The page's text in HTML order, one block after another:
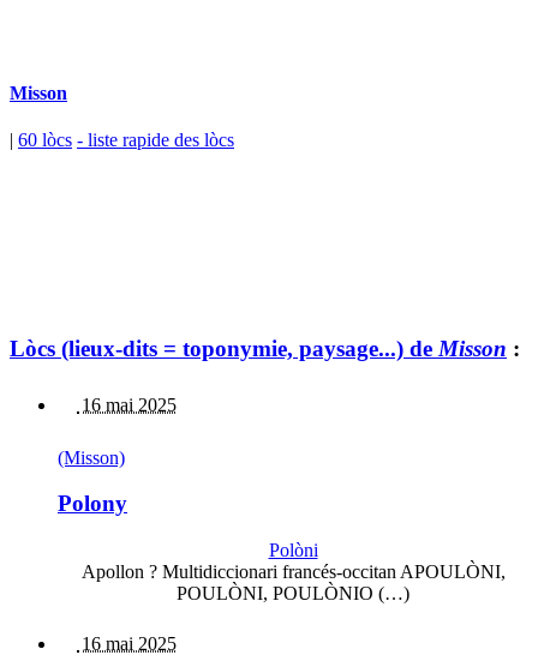
Misson
| 60 lòcs - liste rapide des lòcs
Lòcs (lieux-dits = toponymie, paysage...) de Misson :
16 mai 2025
(Misson)
Polony
Polòni
Apollon ? Multidiccionari francés-occitan APOULÒNI,
POULÒNI, POULÒNIO (…)
16 mai 2025